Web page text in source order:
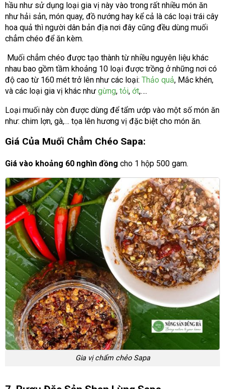
hầu như sử dụng loại gia vị này vào trong rất nhiều món ăn
như hải sản, món quay, đồ nướng hay kể cả là các loại trái cây
hoa quả thì người dân bản địa nơi đây cũng đều dùng muối
chẳm chéo để ăn kèm.
Muối chẳm chéo được tạo thành từ nhiều nguyên liệu khác
nhau bao gồm tầm khoảng 10 loại được trồng ở những nơi có
độ cao từ 160 mét trở lên như các loại: Thảo quả, Mắc khén,
và các loại gia vị khác như gừng, tỏi, ớt,….
Loại muối này còn được dùng để tẩm ướp vào một số món ăn
như: chim lợn, gà,… tọa lên hương vị đặc biệt cho món ăn.
Giá Của Muối Chẳm Chéo Sapa:
Giá vào khoảng 60 nghìn đồng cho 1 hộp 500 gam.
Gia vị chẩm chẻo Sapa